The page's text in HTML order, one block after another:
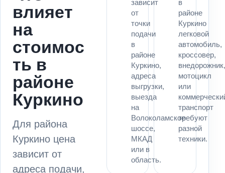
влияет
на
стоимос
ть в
районе
Куркино
Для района
Куркино цена
зависит от
адреса подачи,
зависит
от
точки
подачи
в
районе
Куркино,
адреса
выгрузки,
выезда
на
Волоколамское
шоссе,
МКАД
или в
область.
в
районе
Куркино
легковой
автомобиль,
кроссовер,
мотоцикл
или
транспорт
требуют
разной
техники.